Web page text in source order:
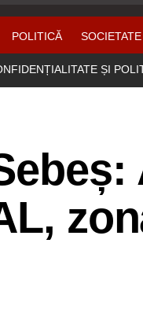
POLITICĂ SOCIETATE
ȘI